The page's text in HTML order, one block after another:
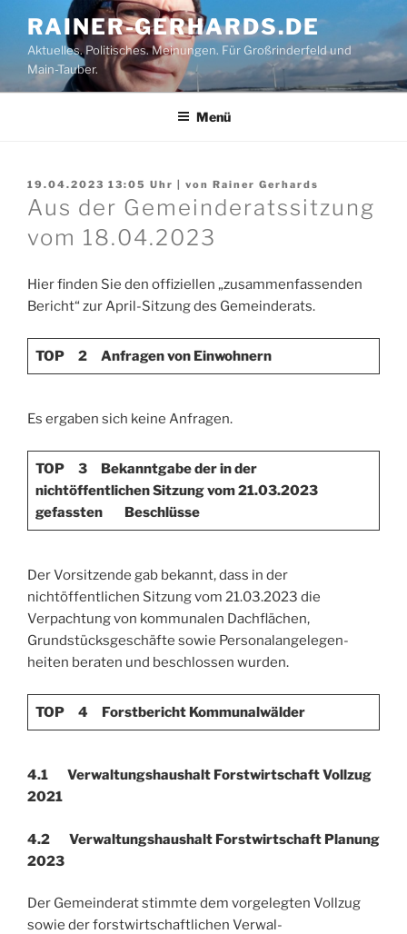
Inhalt
springen
RAINER-GERHARDS.DE
Aktuelles. Politisches. Meinungen. Für Großrinderfeld und
Main-Tauber.
Menü
19.04.2023 13:05 Uhr | von Rainer Gerhards
Aus der Gemeinderatssitzung
vom 18.04.2023
Hier finden Sie den offiziellen „zusammenfassenden
Bericht“ zur April-Sitzung des Gemeinderats.
TOP 2 Anfragen von Einwohnern
Es ergaben sich keine Anfragen.
TOP 3 Bekanntgabe der in der
nichtöffentlichen Sitzung vom 21.03.2023
gefassten Beschlüsse
Der Vorsitzende gab bekannt, dass in der
nichtöffentlichen Sitzung vom 21.03.2023 die
Verpachtung von kommunalen Dachflächen,
Grundstücksgeschäfte sowie Personalangele­gen­
heiten beraten und beschlossen wurden.
TOP 4 Forstbericht Kommunalwälder
4.1 Verwaltungshaushalt Forstwirtschaft Vollzug
2021
4.2 Verwaltungshaushalt Forstwirtschaft Planung
2023
Der Gemeinderat stimmte dem vorgelegten Vollzug
sowie der forstwirtschaftlichen Verwal­